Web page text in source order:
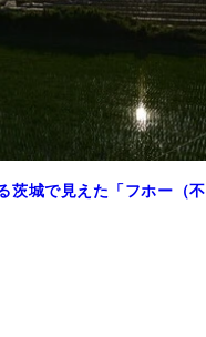
茨城で見えた「フホー（不